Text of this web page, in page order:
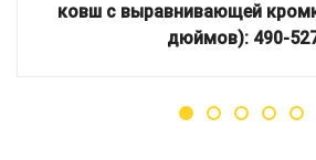
ковш с выравнивающей
дюймов): 490-